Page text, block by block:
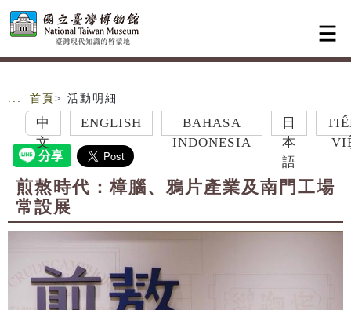
跳到主要內容
網站導覽
::: 首頁 > 活動明細
中
文
ENGLISH
BAHASA
INDONESIA
日
本
TIẾNG
VIỆT
煎熬時代：樟腦、鴉片產業及南門工場
常設展